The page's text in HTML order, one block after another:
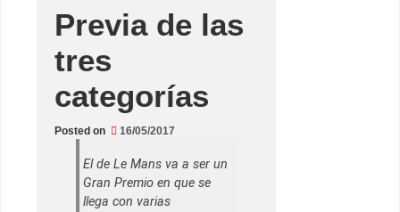
Previa de las
tres
categorías
Posted on 16/05/2017
El de Le Mans va a ser un
Gran Premio en que se
llega con varias